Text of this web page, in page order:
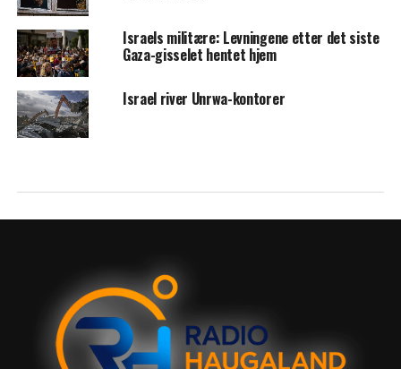
Israels militære: Levningene etter det siste
Gaza-gisselet hentet hjem
Israel river Unrwa-kontorer